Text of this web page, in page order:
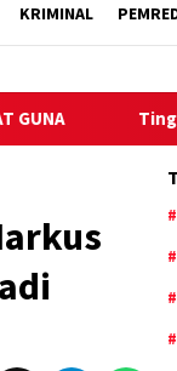
KRIMINAL
Kesadaran